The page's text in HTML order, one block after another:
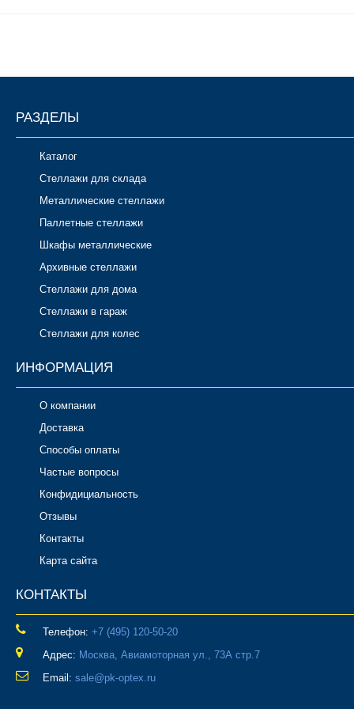
РАЗДЕЛЫ
Каталог
Стеллажи для склада
Металлические стеллажи
Паллетные стеллажи
Шкафы металлические
Архивные стеллажи
Стеллажи для дома
Стеллажи в гараж
Стеллажи для колес
ИНФОРМАЦИЯ
О компании
Доставка
Способы оплаты
Частые вопросы
Конфидициальность
Отзывы
Контакты
Карта сайта
КОНТАКТЫ
Телефон: ‎+7 (495) 120-50-20
Адрес: Москва, Авиамоторная ул., 73А стр.7
Email: sale@pk-optex.ru